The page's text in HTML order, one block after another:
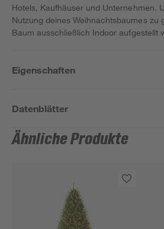
Hotels, Kaufhäuser und Unternehmen.
Nutzung deines Weihnachtsbaumes zu
Baum ausschließlich Indoor aufgestellt
Eigenschaften
Datenblätter
Ähnliche Produkte